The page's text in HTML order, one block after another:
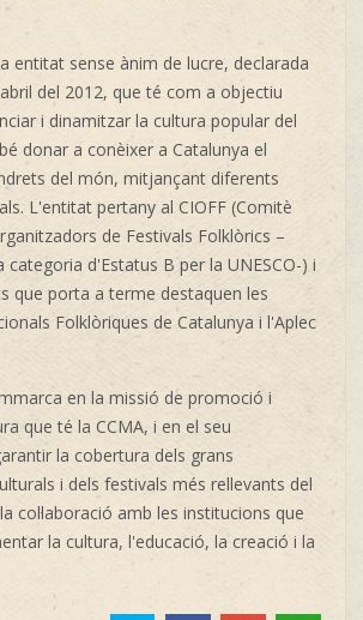
entitat sense ànim de lucre, declarada
del 2012, que té com a objectiu
i dinamitzar la cultura popular del
donar a conèixer a Catalunya el
del món, mitjançant diferents
L'entitat pertany al CIOFF (Comitè
de Festivals Folklòrics –
d'Estatus B per la UNESCO-) i
que porta a terme destaquen les
Folklòriques de Catalunya i l'Aplec
en la missió de promoció i
que té la CCMA, i en el seu
la cobertura dels grans
i dels festivals més rellevants del
col·laboració amb les institucions que
la cultura, l'educació, la creació i la